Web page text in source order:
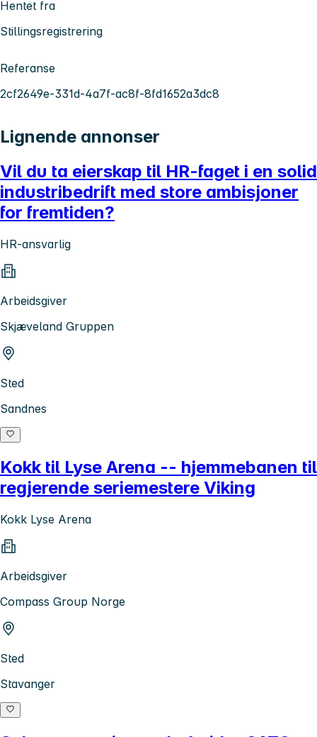
Hentet fra
Stillingsregistrering
Referanse
2cf2649e-331d-4a7f-ac8f-8fd1652a3dc8
Lignende annonser
Vil du ta eierskap til HR-faget i en solid
industribedrift med store ambisjoner
for fremtiden?
HR-ansvarlig
Arbeidsgiver
Skjæveland Gruppen
Sted
Sandnes
Kokk til Lyse Arena -- hjemmebanen til
regjerende seriemestere Viking
Kokk Lyse Arena
Arbeidsgiver
Compass Group Norge
Sted
Stavanger